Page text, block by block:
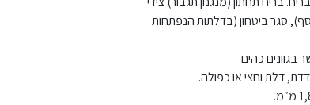
סגר ביטחון (בדלתות הנפתחות
בגוונים כהים
דלת וחצי או כפולה.